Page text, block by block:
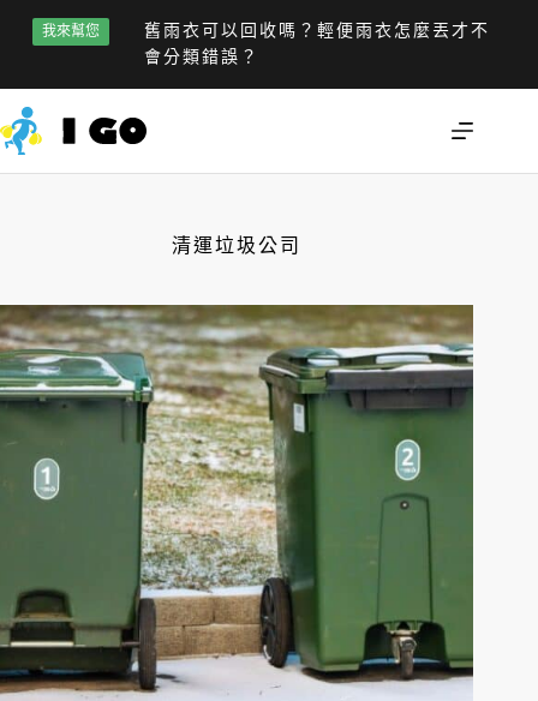
我來幫您
舊雨衣可以回收嗎？輕便雨衣怎麼丟才不
會分類錯誤？
清運垃圾公司